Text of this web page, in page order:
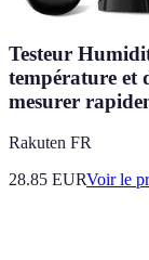
Testeur
température et
mesurer
Rakuten FR
28.85 EURVoir le